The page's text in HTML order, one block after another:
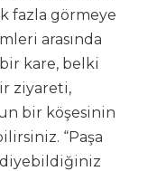
fazla görmeye
arasında
kare, belki
ziyareti,
bir köşesinin
“Paşa
diyebildiğiniz